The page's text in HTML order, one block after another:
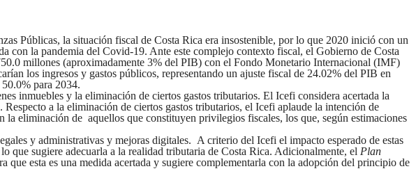
Públicas, la situación fiscal de Costa Rica era insostenible, por lo que 2020 inició con un
con la pandemia del Covid-19. Ante este complejo contexto fiscal, el Gobierno de Costa
millones (aproximadamente 3% del PIB) con el Fondo Monetario Internacional (IMF)
los ingresos y gastos públicos, representando un ajuste fiscal de 24.02% del PIB en
para 2034.
inmuebles y la eliminación de ciertos gastos tributarios. El Icefi considera acertada la
a la eliminación de ciertos gastos tributarios, el Icefi aplaude la intención de
eliminación de aquellos que constituyen privilegios fiscales, los que, según estimaciones
y administrativas y mejoras digitales. A criterio del Icefi el impacto esperado de estas
que sugiere adecuarla a la realidad tributaria de Costa Rica. Adicionalmente, el Plan
esta es una medida acertada y sugiere complementarla con la adopción del principio de